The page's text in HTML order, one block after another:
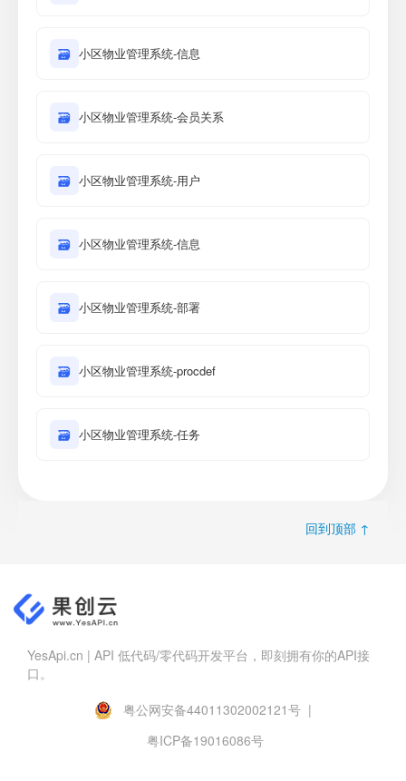
🗃 小区物业管理系统-信息
🗃 小区物业管理系统-会员关系
🗃 小区物业管理系统-用户
🗃 小区物业管理系统-信息
🗃 小区物业管理系统-部署
🗃 小区物业管理系统-procdef
🗃 小区物业管理系统-任务
回到顶部 ↑
YesApi.cn | API 低代码/零代码开发平台，即刻拥有你的API接
口。
粤公网安备44011302002121号 |
粤ICP备19016086号